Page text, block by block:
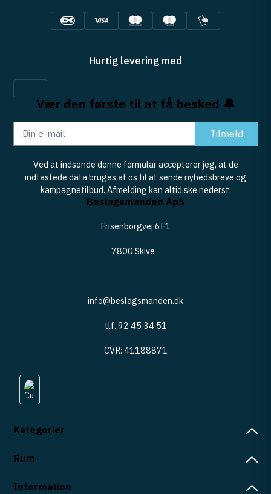
Hurtig levering med
Vær den første til at få besked 🔔
Tilmeld
Ved at indsende denne formular accepterer jeg, at de
indtastede data bruges af os til at sende nyhedsbreve og
kampagnetilbud. Afmelding kan altid ske nederst.
Beslagsmanden ApS
Frisenborgvej 6F1
7800 Skive
info@beslagsmanden.dk
tlf. 92 45 34 51
CVR: 41188871
Kategorier
Beslag
Greb
Rum
Badeværelse
Information